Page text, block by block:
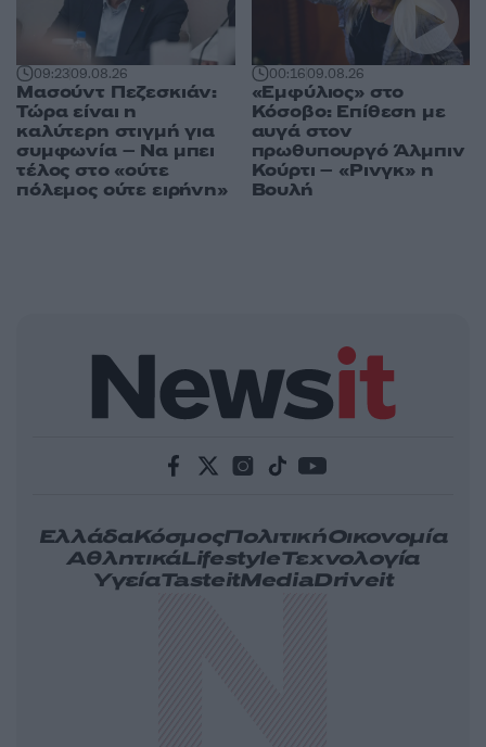
09:2309.08.26
Μασούντ Πεζεσκιάν:
Τώρα είναι η
καλύτερη στιγμή για
συμφωνία – Να μπει
τέλος στο «ούτε
πόλεμος ούτε ειρήνη»
00:1609.08.26
«Εμφύλιος» στο
Κόσοβο: Επίθεση με
αυγά στον
πρωθυπουργό Άλμπιν
Κούρτι – «Ρινγκ» η
Βουλή
ΕλλάδαΚόσμοςΠολιτικήΟικονομία
ΑθλητικάLifestyleΤεχνολογία
ΥγείαTasteitMediaDriveit